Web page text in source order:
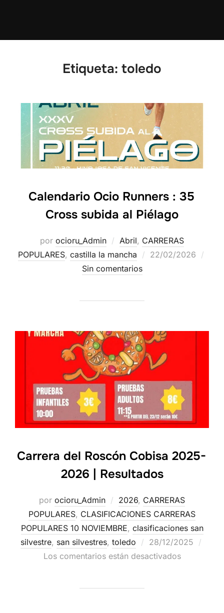
Etiqueta: toledo
Calendario Ocio Runners : 35
Cross subida al Piélago
por ocioru_Admin Abril, CARRERAS
POPULARES, castilla la mancha
22/02/2026
Sin comentarios
Carrera del Roscón Cobisa 2025-
2026 | Resultados
por ocioru_Admin 2026, CARRERAS
POPULARES, CLASIFICACIONES CARRERAS
POPULARES 10 NOVIEMBRE, clasificaciones san
silvestre, san silvestres, toledo
28/12/2025
Los comentarios están desactivados